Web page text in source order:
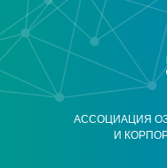
АССОЦИАЦИЯ
И